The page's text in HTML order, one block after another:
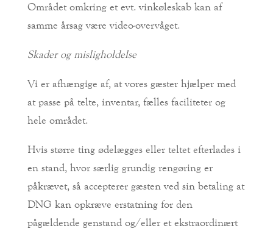
Området omkring et evt. vinkøleskab kan af
samme årsag være video-overvåget.
Skader og misligholdelse
Vi er afhængige af, at vores gæster hjælper med
at passe på telte, inventar, fælles faciliteter og
hele området.
Hvis større ting ødelægges eller teltet efterlades i
en stand, hvor særlig grundig rengøring er
påkrævet, så accepterer gæsten ved sin betaling at
DNG kan opkræve erstatning for den
pågældende genstand og/eller et ekstraordinært